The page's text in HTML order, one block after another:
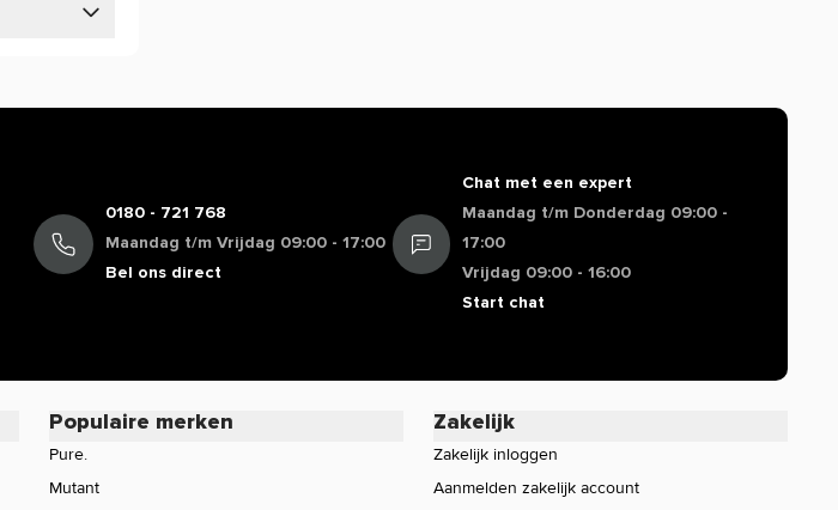
geven over
van koffie bij
0180 - 721 768
Maandag t/m Vrijdag 09:00 - 17:00
Bel ons direct
Chat met een expert
Maandag t/m Donderdag 09:00 -
17:00
Vrijdag 09:00 - 16:00
Start chat
Populaire merken
Pure.
Mutant
Zakelijk
Zakelijk inloggen
Aanmelden zakelijk account